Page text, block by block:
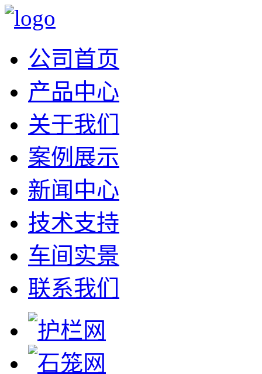
公司首页
产品中心
关于我们
案例展示
新闻中心
技术支持
车间实景
联系我们